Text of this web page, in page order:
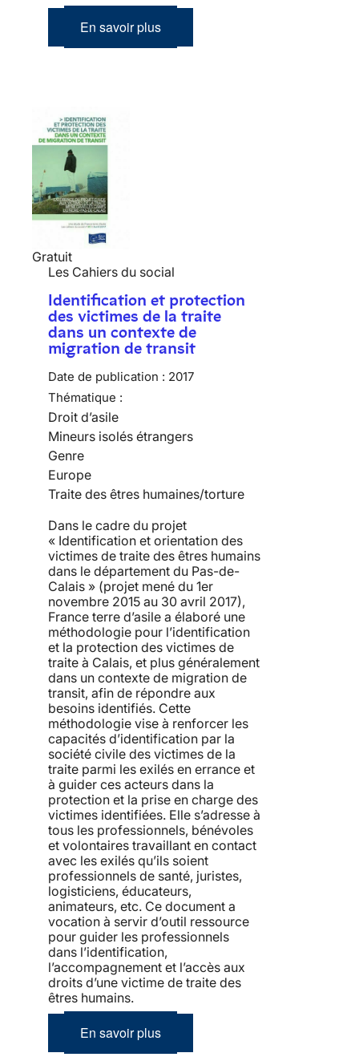
En savoir plus
Gratuit
Les Cahiers du social
Identification et protection
des victimes de la traite
dans un contexte de
migration de transit
Date de publication : 2017
Thématique :
Droit d’asile
Mineurs isolés étrangers
Genre
Europe
Traite des êtres humaines/torture
Dans le cadre du projet
« Identification et orientation des
victimes de traite des êtres humains
dans le département du Pas-de-
Calais » (projet mené du 1er
novembre 2015 au 30 avril 2017),
France terre d’asile a élaboré une
méthodologie pour l’identification
et la protection des victimes de
traite à Calais, et plus généralement
dans un contexte de migration de
transit, afin de répondre aux
besoins identifiés. Cette
méthodologie vise à renforcer les
capacités d’identification par la
société civile des victimes de la
traite parmi les exilés en errance et
à guider ces acteurs dans la
protection et la prise en charge des
victimes identifiées. Elle s’adresse à
tous les professionnels, bénévoles
et volontaires travaillant en contact
avec les exilés qu’ils soient
professionnels de santé, juristes,
logisticiens, éducateurs,
animateurs, etc. Ce document a
vocation à servir d’outil ressource
pour guider les professionnels
dans l’identification,
l’accompagnement et l’accès aux
droits d’une victime de traite des
êtres humains.
En savoir plus